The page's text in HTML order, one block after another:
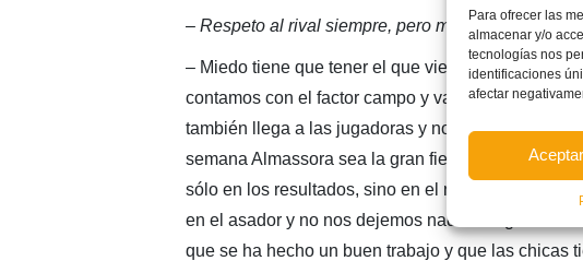
Para ofrecer las
almacenar y/o
tecnologías nos
identificaciones
afectar
Aceptar
– Respeto al rival siempre, pero miedo ninguno
– Miedo tiene que tener el que viene a nuestra
contamos con el factor campo y vamos a intentar
también llega a las jugadoras y notan el calor
semana Almassora sea la gran fiesta del fútbol
sólo en los resultados, sino en el nivel de
en el asador y no nos dejemos nada. Luego el
que se ha hecho un buen trabajo y que las chicas